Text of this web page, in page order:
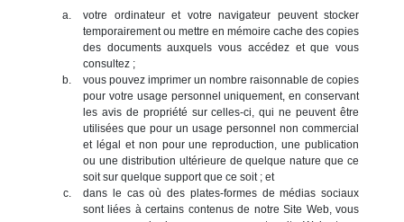
votre ordinateur et votre navigateur peuvent stocker
temporairement ou mettre en mémoire cache des copies
des documents auxquels vous accédez et que vous
consultez ;
vous pouvez imprimer un nombre raisonnable de copies
pour votre usage personnel uniquement, en conservant
les avis de propriété sur celles-ci, qui ne peuvent être
utilisées que pour un usage personnel non commercial
et légal et non pour une reproduction, une publication
ou une distribution ultérieure de quelque nature que ce
soit sur quelque support que ce soit ; et
dans le cas où des plates-formes de médias sociaux
sont liées à certains contenus de notre Site Web, vous